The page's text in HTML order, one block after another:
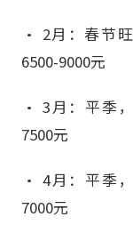
• 2月：春节
6500-9000元
• 3月：平季
7500元
• 4月：平季
7000元